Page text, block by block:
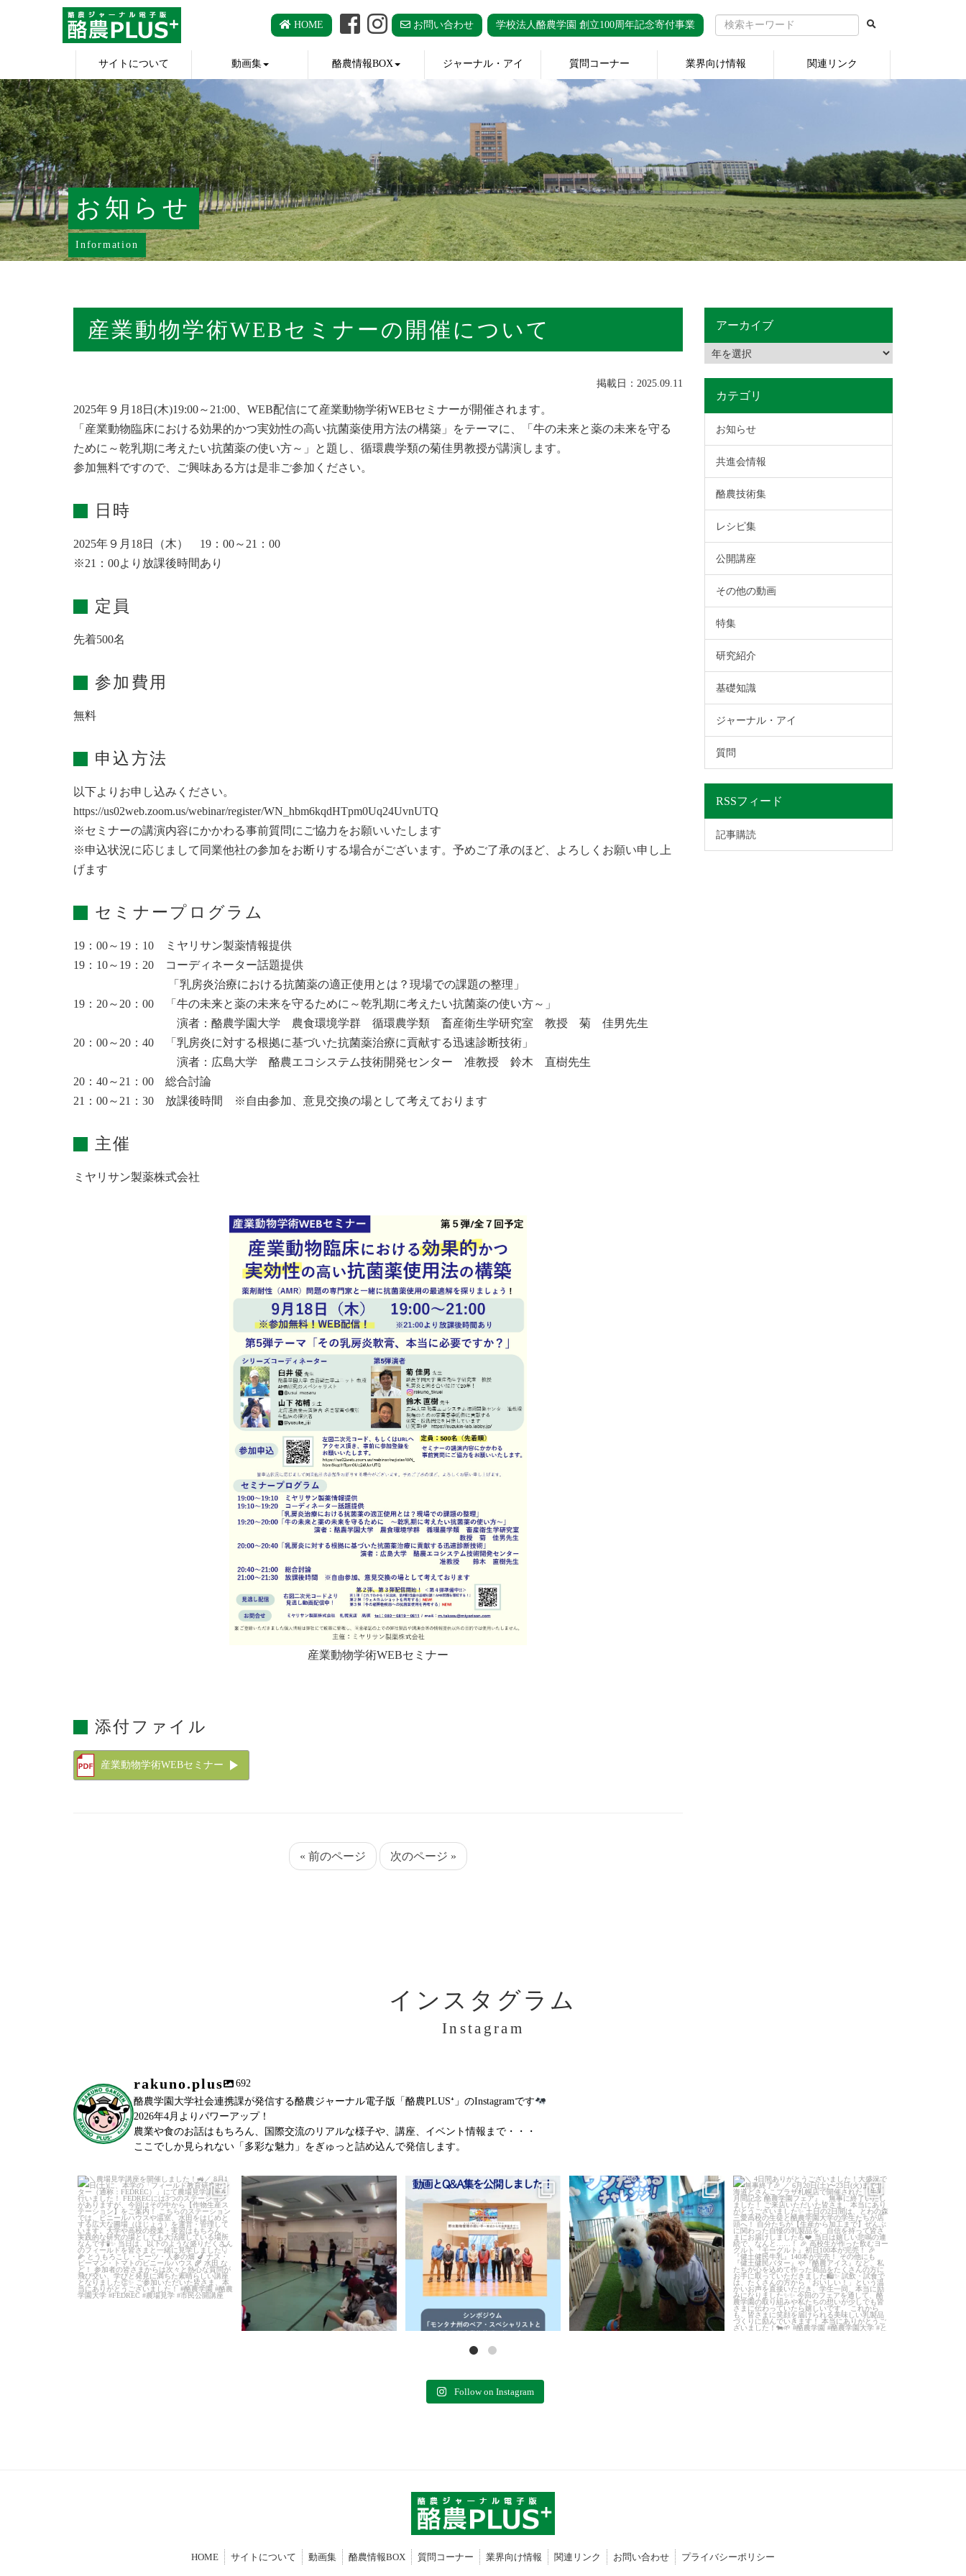
HOME お問い合わせ 学校法人酪農学園 創立100周年記念寄付事業
サイトについて 動画集 酪農情報BOX ジャーナル・アイ 質問コーナー 業界向け情報 関連リンク
お知らせ
Information
産業動物学術WEBセミナーの開催について
掲載日：2025.09.11
2025年９月18日(木)19:00～21:00、WEB配信にて産業動物学術WEBセミナーが開催されます。
「産業動物臨床における効果的かつ実効性の高い抗菌薬使用方法の構築」をテーマに、「牛の未来と薬の未来を守る
ために～乾乳期に考えたい抗菌薬の使い方～」と題し、循環農学類の菊佳男教授が講演します。
参加無料ですので、ご興味ある方は是非ご参加ください。
日時
2025年９月18日（木） 19：00～21：00
※21：00より放課後時間あり
定員
先着500名
参加費用
無料
申込方法
以下よりお申し込みください。
https://us02web.zoom.us/webinar/register/WN_hbm6kqdHTpm0Uq24UvnUTQ
※セミナーの講演内容にかかわる事前質問にご協力をお願いいたします
※申込状況に応じまして同業他社の参加をお断りする場合がございます。予めご了承のほど、よろしくお願い申し上
げます
セミナープログラム
19：00～19：10 ミヤリサン製薬情報提供
19：10～19：20 コーディネーター話題提供
「乳房炎治療における抗菌薬の適正使用とは？現場での課題の整理」
19：20～20：00 「牛の未来と薬の未来を守るために～乾乳期に考えたい抗菌薬の使い方～」
演者：酪農学園大学 農食環境学群 循環農学類 畜産衛生学研究室 教授 菊 佳男先生
20：00～20：40 「乳房炎に対する根拠に基づいた抗菌薬治療に貢献する迅速診断技術」
演者：広島大学 酪農エコシステム技術開発センター 准教授 鈴木 直樹先生
20：40～21：00 総合討論
21：00～21：30 放課後時間 ※自由参加、意見交換の場として考えております
主催
ミヤリサン製薬株式会社
産業動物学術WEBセミナー
添付ファイル
産業動物学術WEBセミナー
« 前のページ 次のページ »
アーカイブ
カテゴリ
お知らせ
共進会情報
酪農技術集
レシピ集
公開講座
その他の動画
特集
研究紹介
基礎知識
ジャーナル・アイ
質問
RSSフィード
記事購読
インスタグラム
Instagram
rakuno.plus
692
酪農学園大学社会連携課が発信する酪農ジャーナル電子版「酪農PLUS⁺」のInstagramです
2026年4月よりパワーアップ！
農業や食のお話はもちろん、国際交流のリアルな様子や、講座、イベント情報まで・・・
ここでしか見られない「多彩な魅力」をぎゅっと詰め込んで発信します。
＼農場見学講座を開催しました！ ／...
98 0
「後期募集開始！」
6月27日(土)に、全5回に渡る犬のしつけ
教室(前期)が終了いたしました。...
77 0
＼動画＆特別Q&A集を公開しました！
...
11 0
＼ワンだふるな1日をありがとうござい
ました！
／...
77 0
＼ 4日間ありがとうございました！大盛
況で無事終了
／
...
224 2
Follow on Instagram
HOME サイトについて 動画集 酪農情報BOX 質問コーナー 業界向け情報 関連リンク お問い合わせ プライバシーポリシー